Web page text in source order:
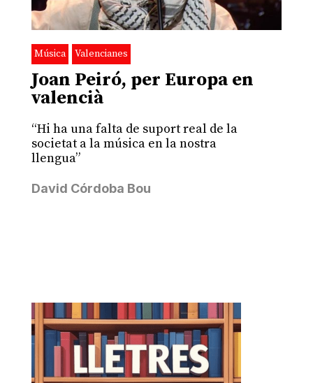
Música Valencianes
Joan Peiró, per Europa en
valencià
“Hi ha una falta de suport real de la
societat a la música en la nostra
llengua”
David Córdoba Bou